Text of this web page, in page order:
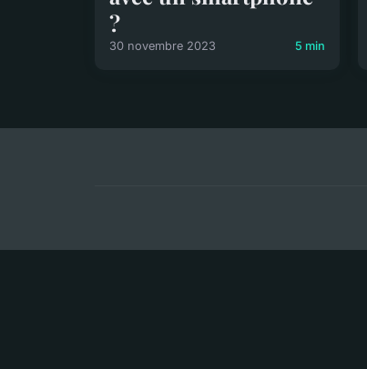
?
30 novembre 2023 5 min